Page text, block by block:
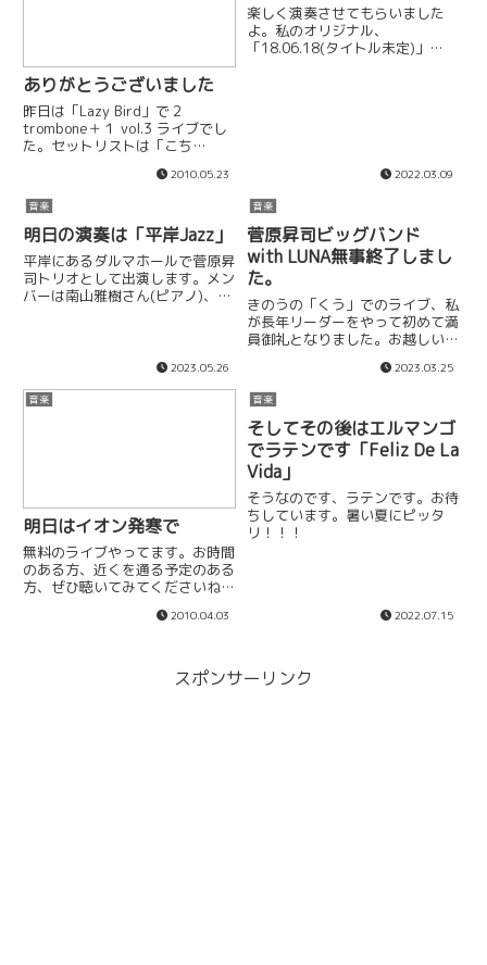
ありがとうございました
昨日は「Lazy Bird」で２
trombone＋１ vol.3 ライブでし
た。セットリストは「こち
またやりますよ。よろしくお願い
します。
2010.05.23
楽しく演奏させてもらいました
よ。私のオリジナル、
「18.06.18(タイトル未定)」
2022.03.09
音楽
明日の演奏は「平岸Jazz」
平岸にあるダルマホールで菅原昇
司トリオとして出演します。メン
バーは南山雅樹さん(ピアノ)、
の日は対バン形式となっていまし
2023.05.26
音楽
菅原昇司ビッグバンド
with LUNA無事終了しまし
た。
きのうの「くう」でのライブ、私
が長年リーダーをやって初めて満
員御礼となりました。お越しいた
んの歌とビッグバンドの相性がバ
ッチリだったのでは。レパートリ
ー増やすためのアイディア出しを
コツコツやっていきたいですね...
2023.03.25
音楽
明日はイオン発寒で
無料のライブやってます。お時間
のある方、近くを通る予定のある
方、ぜひ聴いてみてくださいね。
らん広場」1st 14:00〜 2nd
2010.04.03
音楽
そしてその後はエルマンゴ
でラテンです「Feliz De La
Vida」
そうなのです、ラテンです。お待
ちしています。暑い夏にピッタ
リ！！！
2022.07.15
スポンサーリンク